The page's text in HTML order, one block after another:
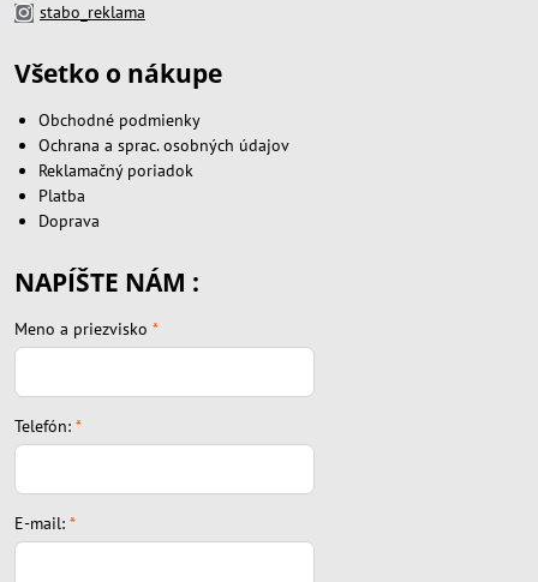
stabo_reklama
Všetko o nákupe
Obchodné podmienky
Ochrana a sprac. osobných údajov
Reklamačný poriadok
Platba
Doprava
NAPÍŠTE NÁM :
Meno a priezvisko *
Telefón: *
E-mail: *